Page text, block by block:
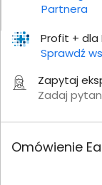
Profit + dla
Sprawdź
Zapytaj
Zadaj
Partnera
Omówienie